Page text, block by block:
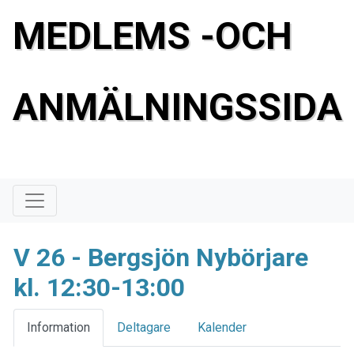
MEDLEMS -OCH
ANMÄLNINGSSIDA
V 26 - Bergsjön Nybörjare
kl. 12:30-13:00
Information Deltagare Kalender